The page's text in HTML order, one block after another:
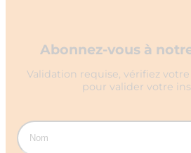
Abonnez-vous à
Validation requise, vérifiez
pour valider votre